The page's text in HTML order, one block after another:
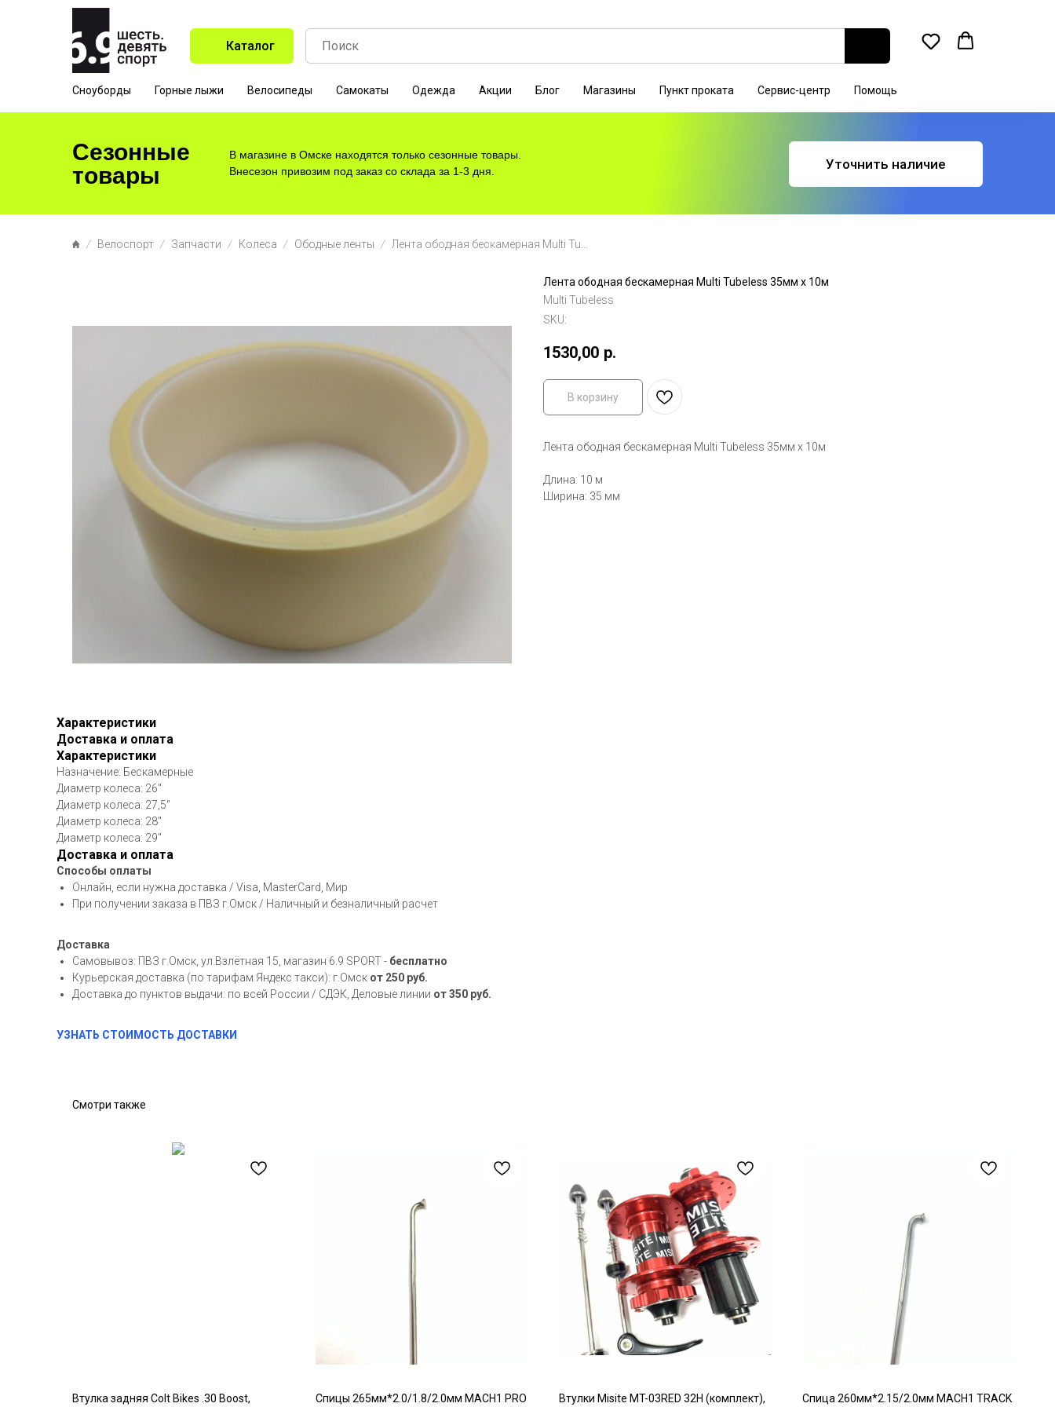
Каталог
Сноуборды Горные лыжи Велосипеды Самокаты Одежда Акции Блог Магазины Пункт проката Сервис-центр Помощь
Сезонные
товары
В магазине в Омске находятся только сезонные товары.
Внесезон привозим под заказ со склада за 1-3 дня.
Уточнить наличие
Велоспорт Запчасти Колеса Ободные ленты Лента ободная бескамерная Multi Tubeless 35мм х 10м
Лента ободная бескамерная Multi Tubeless 35мм х 10м
Multi Tubeless
SKU:
1530,00 р.
В корзину
Лента ободная бескамерная Multi Tubeless 35мм х 10м
Длина: 10 м
Ширина: 35 мм
Характеристики
Доставка и оплата
Характеристики
Назначение: Бескамерные
Диаметр колеса: 26"
Диаметр колеса: 27,5"
Диаметр колеса: 28"
Диаметр колеса: 29"
Доставка и оплата
Способы оплаты
Онлайн, если нужна доставка / Visa, MasterCard, Мир
При получении заказа в ПВЗ г.Омск / Наличный и безналичный расчет
Доставка
Самовывоз: ПВЗ г.Омск, ул.Взлётная 15, магазин 6.9 SPORT - бесплатно
Курьерская доставка (по тарифам Яндекс такси): г.Омск от 250 руб.
Доставка до пунктов выдачи: по всей России / СДЭК, Деловые линии от 350 руб.
УЗНАТЬ СТОИМОСТЬ ДОСТАВКИ
Смотри также
Втулка задняя Colt Bikes .30 Boost,
Спицы 265мм*2.0/1.8/2.0мм MACH1 PRO
Втулки Misite MT-03RED 32H (комплект),
Спица 260мм*2.15/2.0мм MACH1 TRACK